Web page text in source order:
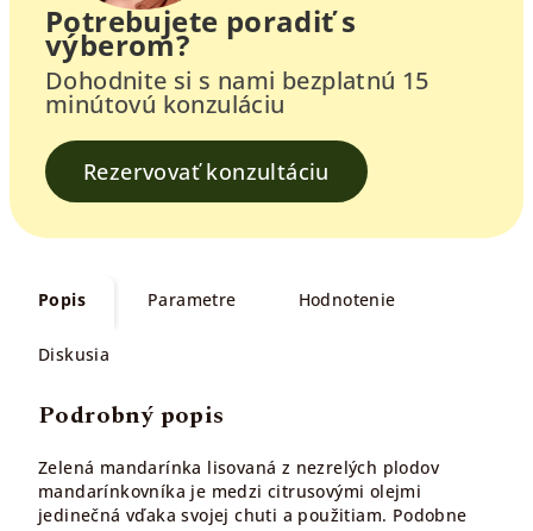
Potrebujete poradiť s
výberom?
Dohodnite si s nami bezplatnú 15
minútovú konzuláciu
Rezervovať konzultáciu
Popis Parametre Hodnotenie
Diskusia
Podrobný popis
Zelená mandarínka lisovaná z nezrelých plodov
mandarínkovníka je medzi citrusovými olejmi
jedinečná vďaka svojej chuti a použitiam. Podobne